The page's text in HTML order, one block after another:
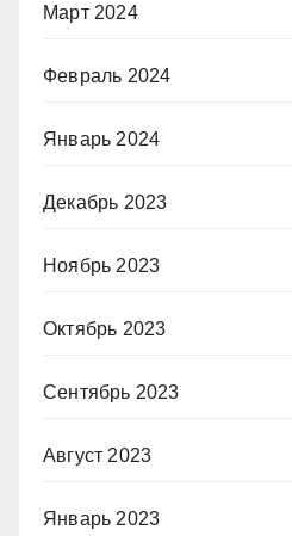
Март 2024
Февраль 2024
Январь 2024
Декабрь 2023
Ноябрь 2023
Октябрь 2023
Сентябрь 2023
Август 2023
Январь 2023